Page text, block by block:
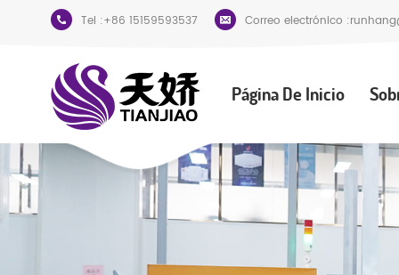
Tel :+86 15159593537 Correo electrónico :
Página De Inicio